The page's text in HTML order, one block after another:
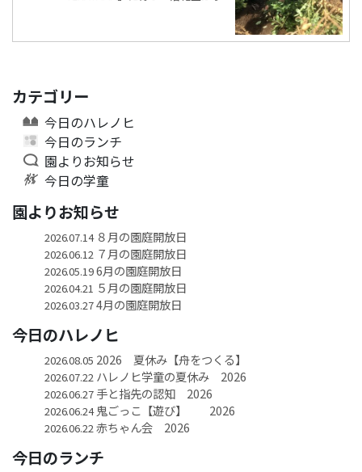
カテゴリー
今日のハレノヒ
今日のランチ
園よりお知らせ
今日の学童
園よりお知らせ
2026.07.14８月の園庭開放日
2026.06.12 ７月の園庭開放日
2026.05.196月の園庭開放日
2026.04.21 ５月の園庭開放日
2026.03.274月の園庭開放日
今日のハレノヒ
2026.08.05 2026 夏休み【舟をつくる】
2026.07.22 ハレノヒ学童の夏休み 2026
2026.06.27手と指先の認知 2026
2026.06.24鬼ごっこ【遊び】 2026
2026.06.22 赤ちゃん会 2026
今日のランチ